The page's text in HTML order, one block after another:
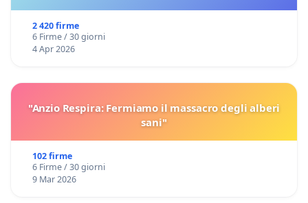
2 420 firme
6 Firme / 30 giorni
4 Apr 2026
"Anzio Respira: Fermiamo il massacro degli alberi
sani"
102 firme
6 Firme / 30 giorni
9 Mar 2026